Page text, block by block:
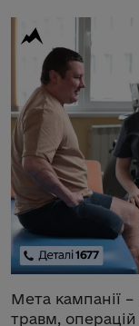
Мета кампанії
травм, операцій